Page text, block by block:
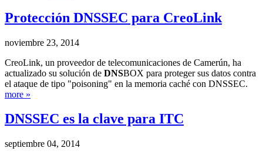
Protección DNSSEC para CreoLink
noviembre 23, 2014
CreoLink, un proveedor de telecomunicaciones de Camerún, ha
actualizado su solución de DNSBOX para proteger sus datos contra
el ataque de tipo "poisoning" en la memoria caché con DNSSEC.
more »
DNSSEC es la clave para ITC
septiembre 04, 2014